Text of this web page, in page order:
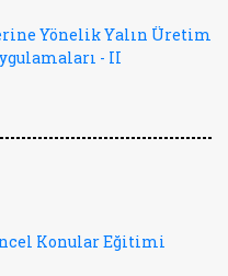
Yönelik Yalın Üretim
- II
Konular Eğitimi